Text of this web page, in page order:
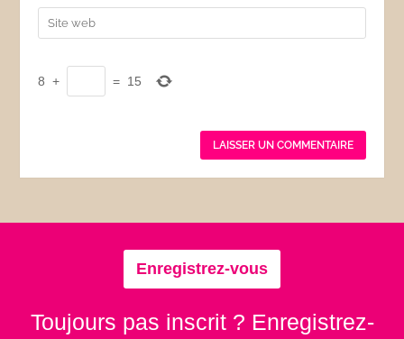
8 + = 15
Enregistrez-vous
Toujours pas inscrit ? Enregistrez-